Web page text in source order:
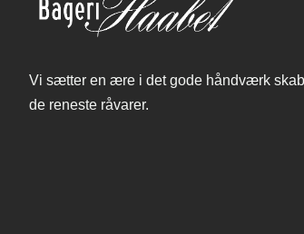
​Vi sætter en ære i det gode håndværk
de reneste råvarer.